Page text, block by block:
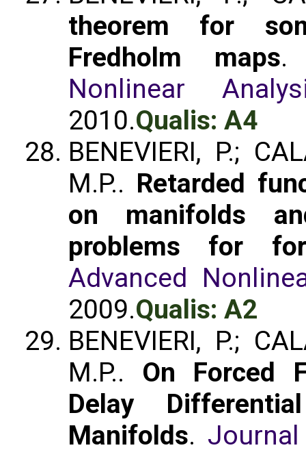
theorem for
Fredholm maps
Nonlinear
2010.Qualis: A4
BENEVIERI, P.;
M.P.. Retarded
on manifolds
problems for
Advanced
2009.Qualis: A2
BENEVIERI, P.;
M.P.. On Forced
Delay
Manifolds.